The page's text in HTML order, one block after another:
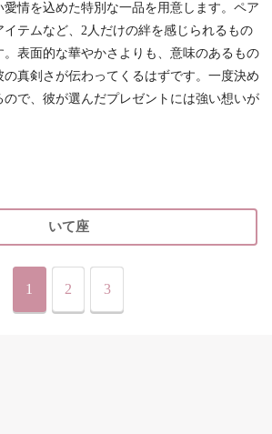
情を込めた特別な一品を用意します。ペア
イテムなど、2人だけの絆を感じられるもの
。表面的な華やかさよりも、意味のあるもの
真剣さが伝わってくるはずです。一度決め
ので、彼が選んだプレゼントには強い想いが
いて座
1 2 3